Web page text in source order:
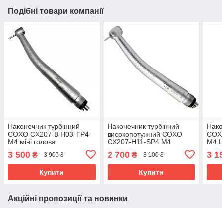
Подібні товари компанії
Наконечник турбінний
COXO CX207-B H03-TP4
M4 міні голова
3 500 ₴ 3 900 ₴
Купити
Наконечник турбінний
високопотужний COXO
CX207-H11-SP4 M4
2 700₴ 3 100 ₴
Купити
M4
3
Акційні пропозиції та новинки